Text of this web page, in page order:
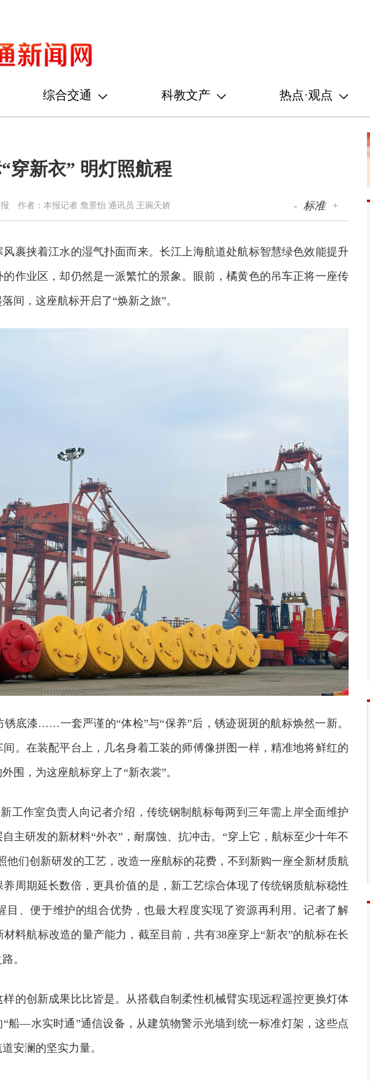
综合交通 科教文产 热点·观点
穿新衣” 明灯照航程
作者：本报记者 詹景怡 通讯员 王琬天娇 - 标准 +
裹挟着江水的湿气扑面而来。长江上海航道处航标智慧绿色效能提升
作业区，却仍然是一派繁忙的景象。眼前，橘黄色的吊车正将一座传
间，这座航标开启了“焕新之旅”。
底漆……一套严谨的“体检”与“保养”后，锈迹斑斑的航标焕然一新。
。在装配平台上，几名身着工装的师傅像拼图一样，精准地将鲜红的
围，为这座航标穿上了“新衣裳”。
新工作室负责人向记者介绍，传统钢制航标每两到三年需上岸全面维护
主研发的新材料“外衣”，耐腐蚀、抗冲击。“穿上它，航标至少十年不
他们创新研发的工艺，改造一座航标的花费，不到新购一座全新材质航
周期延长数倍，更具价值的是，新工艺综合体现了传统钢质航标稳性
目、便于维护的组合优势，也最大程度实现了资源再利用。记者了解
料航标改造的量产能力，截至目前，共有38座穿上“新衣”的航标在长
。
的创新成果比比皆是。从搭载自制柔性机械臂实现远程遥控更换灯体
“船—水实时通”通信设备，从建筑物警示光墙到统一标准灯架，这些点
安澜的坚实力量。